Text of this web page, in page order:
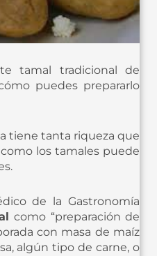
tamal tradicional de
puedes prepararlo
tiene tanta riqueza que
los tamales puede
de la Gastronomía
como “preparación de
con masa de maíz
algún tipo de carne, o